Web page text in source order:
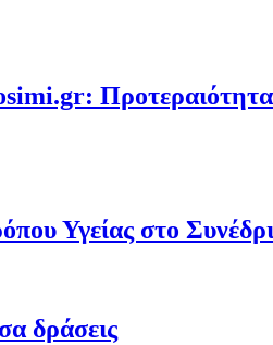
Υγείας στο
δράσεις